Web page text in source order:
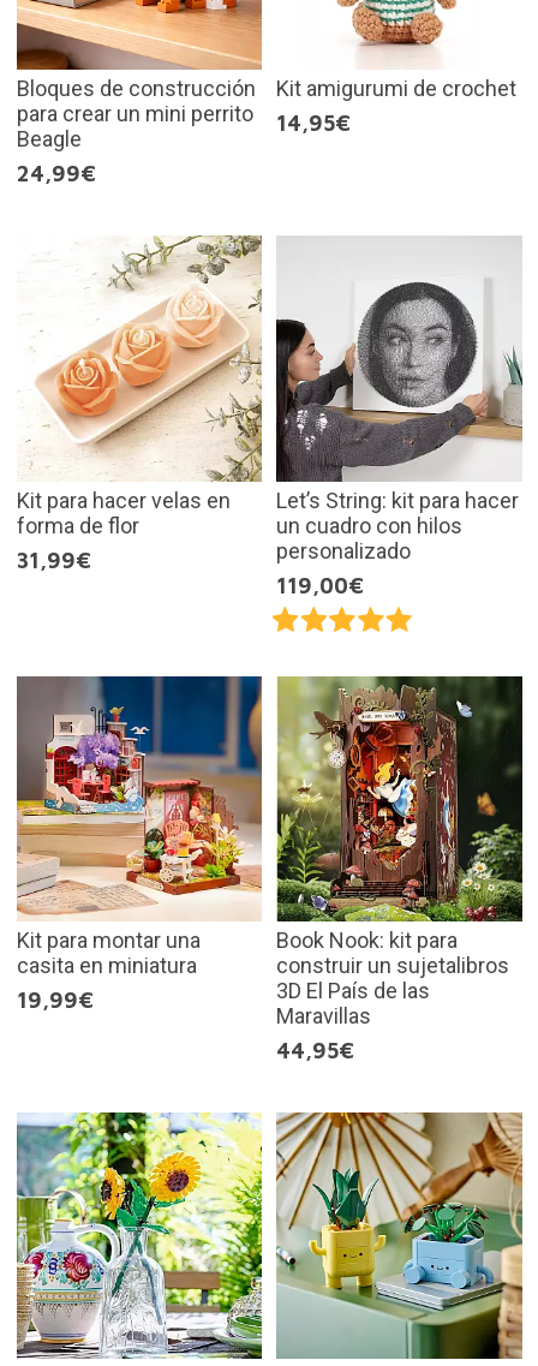
Bloques de construcción
para crear un mini perrito
Beagle
24,99€
Kit amigurumi de crochet
14,95€
Kit para hacer velas en
forma de flor
31,99€
Let’s String: kit para hacer
un cuadro con hilos
personalizado
119,00€
Kit para montar una
casita en miniatura
19,99€
Book Nook: kit para
construir un sujetalibros
3D El País de las
Maravillas
44,95€